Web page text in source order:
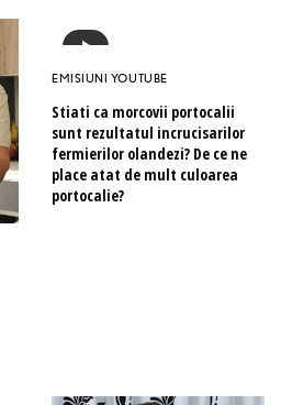
EMISIUNI YOUTUBE
Stiati ca morcovii portocalii
sunt rezultatul incrucisarilor
fermierilor olandezi? De ce ne
place atat de mult culoarea
portocalie?